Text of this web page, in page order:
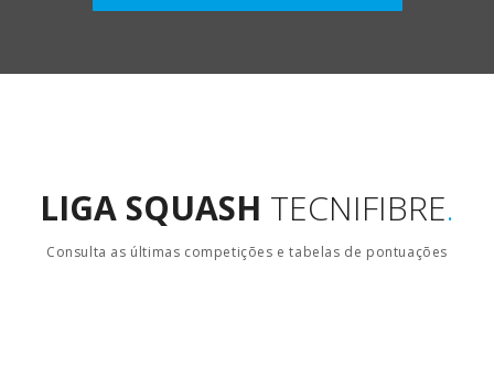
LIGA SQUASH TECNIFIBRE.
Consulta as últimas competições e tabelas de pontuações